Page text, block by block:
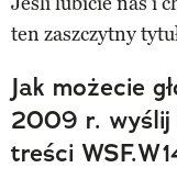
ten zaszczytny
Jak możecie
2009 r. wyślij
treści